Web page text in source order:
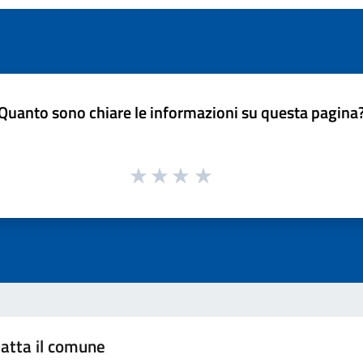
sono chiare le informazioni su questa
il comune